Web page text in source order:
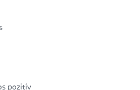
pozitív